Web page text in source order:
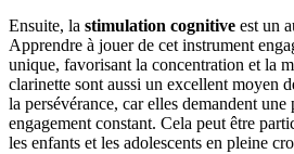
Ensuite, la stimulation cognitive est un
Apprendre à jouer de cet instrument
unique, favorisant la concentration et la
clarinette sont aussi un excellent moyen
la persévérance, car elles demandent
engagement constant. Cela peut être
les enfants et les adolescents en pleine